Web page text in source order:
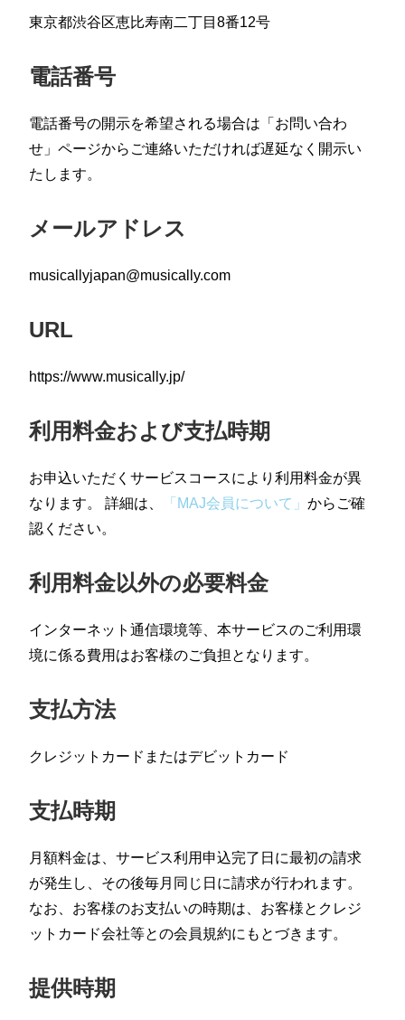
東京都渋谷区恵比寿南二丁目8番12号
電話番号
電話番号の開示を希望される場合は「お問い合わ
せ」ページからご連絡いただければ遅延なく開示い
たします。
メールアドレス
musicallyjapan@musically.com
URL
https://www.musically.jp/
利用料金および支払時期
お申込いただくサービスコースにより利用料金が異
なります。 詳細は、
「MAJ会員について」からご確
認ください。
利用料金以外の必要料金
インターネット通信環境等、本サービスのご利用環
境に係る費用はお客様のご負担となります。
支払方法
クレジットカードまたはデビットカード
支払時期
月額料金は、サービス利用申込完了日に最初の請求
が発生し、その後毎月同じ日に請求が行われます。
なお、お客様のお支払いの時期は、お客様とクレジ
ットカード会社等との会員規約にもとづきます。
提供時期